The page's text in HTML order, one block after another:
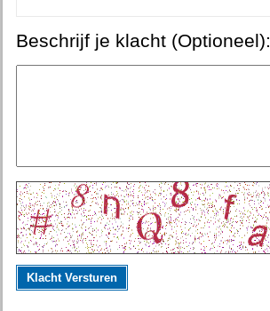
Beschrijf je klacht (Optioneel):
Klacht Versturen